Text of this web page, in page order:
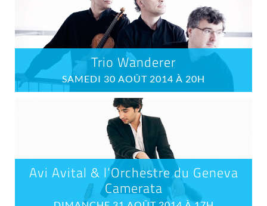
Trio Wanderer
SAMEDI 30 AOÛT 2014 À 20H
Avi Avital & l’Orchestre du Geneva
Camerata